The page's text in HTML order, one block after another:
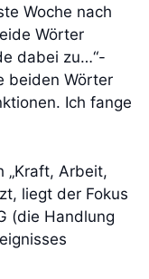
Woche nach
Wörter
dabei zu…“-
beiden Wörter
Ich fange
„Kraft, Arbeit,
liegt der Fokus
(die Handlung